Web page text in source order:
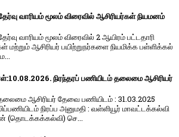
வாரியம் மூலம் விரைவில் ஆசிரியர்கள் நியமனம்
வாரி​யம் மூலம் விரை​வில் 2 ஆயிரம் பட்​ட​தாரி
மற்​றும் ஆசிரியர் பயிற்றுநர்​களை நியமிக்க பள்​ளிக்​கல்​
நிரந்தரப் பணியிடம் தலைமை ஆசிரியர்
ஆசிரியர் தேவை பணியிடம் : 31.03.2025
நிரப்ப அனுமதி : வள்ளியூர் மாவட்டக்கல்வி
(தொடக்கக்கல்வி) செ...